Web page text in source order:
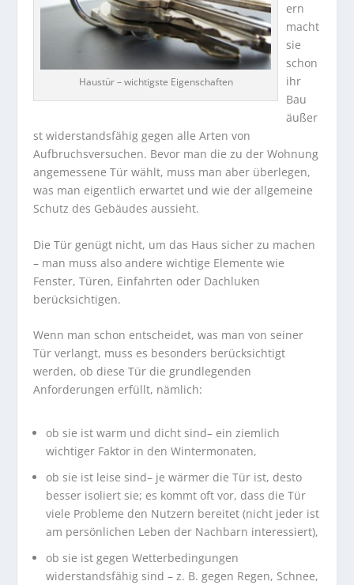
Haustür – wichtigste Eigenschaften
ern
macht
sie
schon
ihr
Bau
äußer
st widerstandsfähig gegen alle Arten von
Aufbruchsversuchen. Bevor man die zu der Wohnung
angemessene Tür wählt, muss man aber überlegen,
was man eigentlich erwartet und wie der allgemeine
Schutz des Gebäudes aussieht.
Die Tür genügt nicht, um das Haus sicher zu machen
– man muss also andere wichtige Elemente wie
Fenster, Türen, Einfahrten oder Dachluken
berücksichtigen.
Wenn man schon entscheidet, was man von seiner
Tür verlangt, muss es besonders berücksichtigt
werden, ob diese Tür die grundlegenden
Anforderungen erfüllt, nämlich:
ob sie ist warm und dicht sind– ein ziemlich
wichtiger Faktor in den Wintermonaten,
ob sie ist leise sind– je wärmer die Tür ist, desto
besser isoliert sie; es kommt oft vor, dass die Tür
viele Probleme den Nutzern bereitet (nicht jeder ist
am persönlichen Leben der Nachbarn interessiert),
ob sie ist gegen Wetterbedingungen
widerstandsfähig sind – z. B. gegen Regen, Schnee,